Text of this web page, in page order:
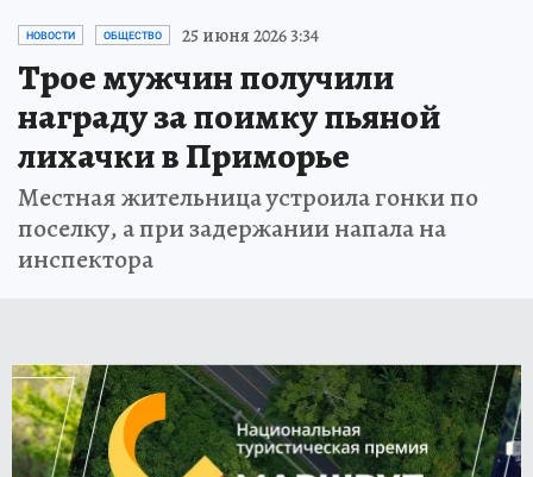
НОВОСТИ ОБЩЕСТВО 25 июня 2026 3:34
Трое мужчин получили
награду за поимку пьяной
лихачки в Приморье
Местная жительница устроила гонки по
поселку, а при задержании напала на
инспектора